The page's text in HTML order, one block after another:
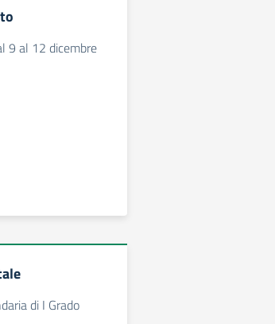
9 al 12 dicembre
di I Grado